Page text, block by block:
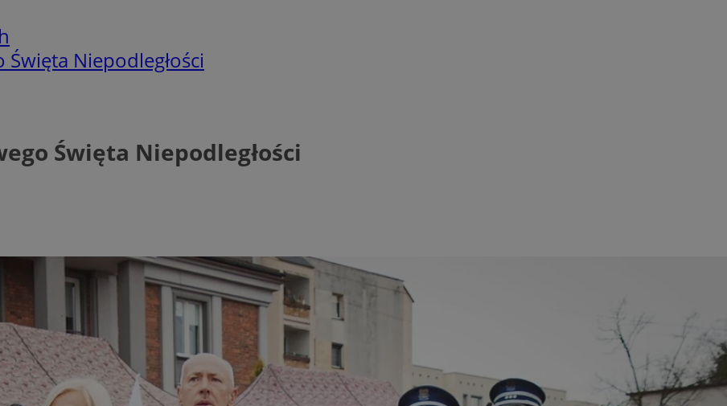
Niepodległości
Święta Niepodległości